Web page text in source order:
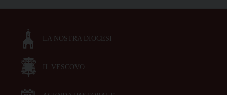
LA NOSTRA DIOCESI
IL VESCOVO